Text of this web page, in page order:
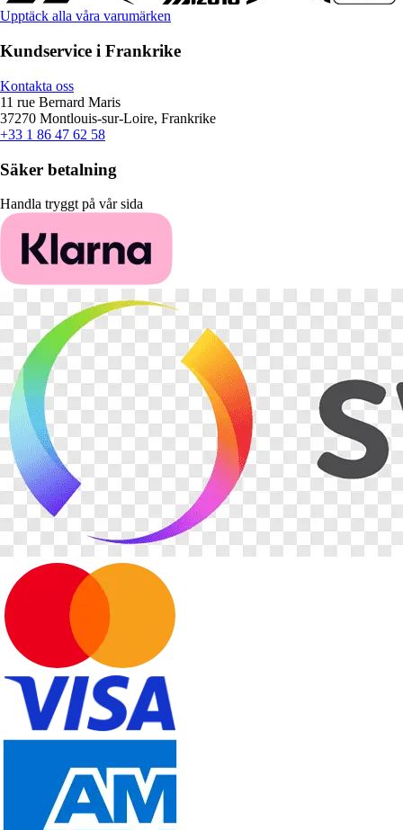
Upptäck alla våra varumärken
Kundservice i Frankrike
Kontakta oss
11 rue Bernard Maris
37270 Montlouis-sur-Loire, Frankrike
+33 1 86 47 62 58
Säker betalning
Handla tryggt på vår sida